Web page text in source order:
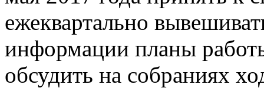
ежеквартально
информации планы
обсудить на собраниях